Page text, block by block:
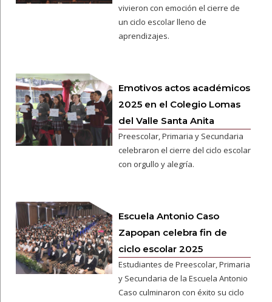
vivieron con emoción el cierre de
un ciclo escolar lleno de
aprendizajes.
Emotivos actos académicos
2025 en el Colegio Lomas
del Valle Santa Anita
Preescolar, Primaria y Secundaria
celebraron el cierre del ciclo escolar
con orgullo y alegría.
Escuela Antonio Caso
Zapopan celebra fin de
ciclo escolar 2025
Estudiantes de Preescolar, Primaria
y Secundaria de la Escuela Antonio
Caso culminaron con éxito su ciclo